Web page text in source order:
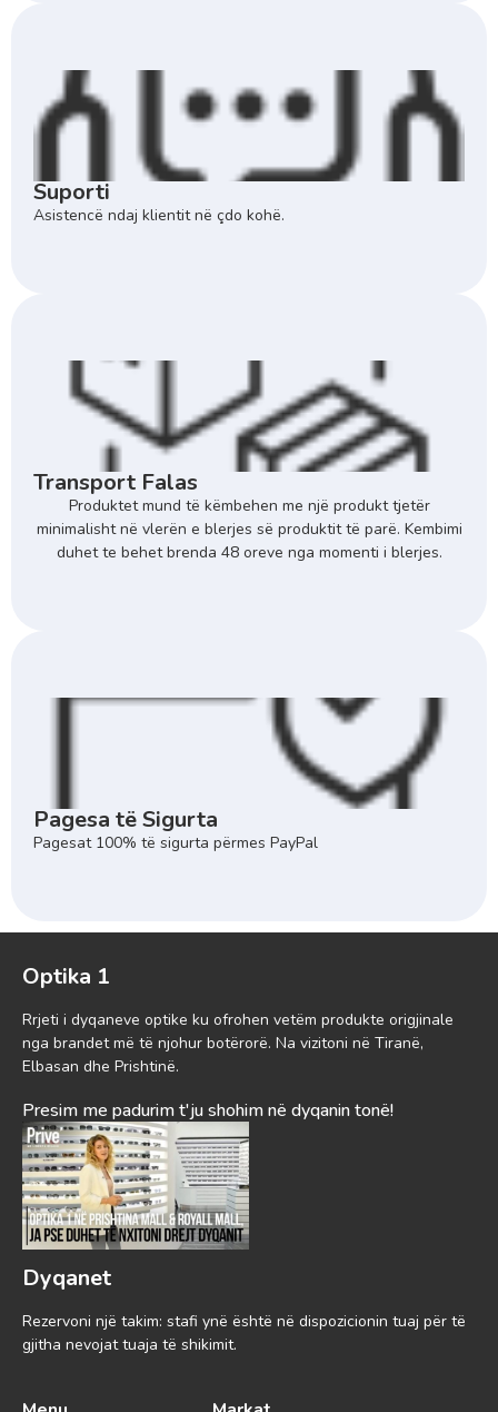
Suporti
Asistencë ndaj klientit në çdo kohë.
Transport Falas
Produktet mund të këmbehen me një produkt tjetër
minimalisht në vlerën e blerjes së produktit të parë. Kembimi
duhet te behet brenda 48 oreve nga momenti i blerjes.
Pagesa të Sigurta
Pagesat 100% të sigurta përmes PayPal
Optika 1
Rrjeti i dyqaneve optike ku ofrohen vetëm produkte origjinale
nga brandet më të njohur botërorë. Na vizitoni në Tiranë,
Elbasan dhe Prishtinë.
Presim me padurim t'ju shohim në dyqanin tonë!
Dyqanet
Rezervoni një takim: stafi ynë është në dispozicionin tuaj për të
gjitha nevojat tuaja të shikimit.